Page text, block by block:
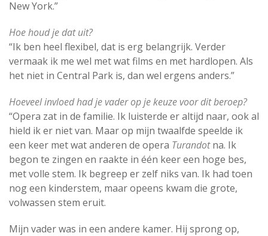
New York.”
Hoe houd je dat uit?
“Ik ben heel flexibel, dat is erg belangrijk. Verder
vermaak ik me wel met wat films en met hardlopen. Als
het niet in Central Park is, dan wel ergens anders.”
Hoeveel invloed had je vader op je keuze voor dit beroep?
“Opera zat in de familie. Ik luisterde er altijd naar, ook al
hield ik er niet van. Maar op mijn twaalfde speelde ik
een keer met wat anderen de opera Turandotna. Ik
begon te zingen en raakte in één keer een hoge bes,
met volle stem. Ik begreep er zelf niks van. Ik had toen
nog een kinderstem, maar opeens kwam die grote,
volwassen stem eruit.
Mijn vader was in een andere kamer. Hij sprong op,